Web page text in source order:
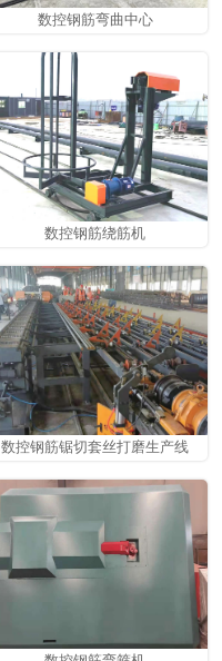
数控钢筋弯曲中心
数控钢筋绕筋机
数控钢筋锯切套丝打磨生产线